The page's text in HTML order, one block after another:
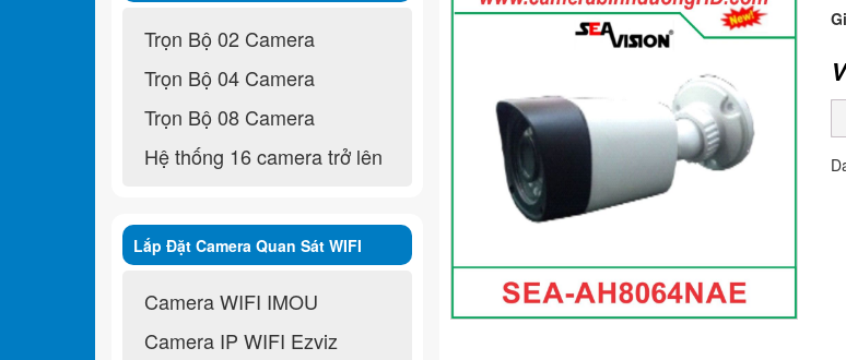
Trọn Bộ 02 Camera
Trọn Bộ 04 Camera
Trọn Bộ 08 Camera
Hệ thống 16 camera trở lên
Lắp Đặt Camera Quan Sát WIFI
Không Dây
Camera WIFI IMOU
Camera IP WIFI Ezviz